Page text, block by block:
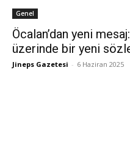
Genel
Öcalan’dan yeni
üzerinde bir yeni
Jineps Gazetesi - 6 Haziran 2025